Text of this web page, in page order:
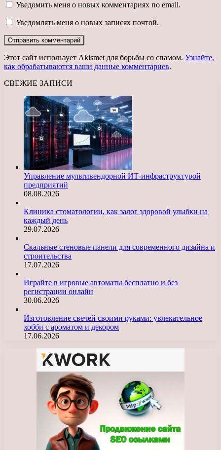
Уведомить меня о новых комментариях по email.
Уведомлять меня о новых записях почтой.
Этот сайт использует Akismet для борьбы со спамом. Узнайте,
как обрабатываются ваши данные комментариев.
СВЕЖИЕ ЗАПИСИ
Управление мультивендорной ИТ-инфраструктурой
предприятий
08.08.2026
Клиника стоматологии, как залог здоровой улыбки на
каждый день
29.07.2026
Скальные стеновые панели для современного дизайна и
строительства
17.07.2026
Играйте в игровые автоматы бесплатно и без
регистрации онлайн
30.06.2026
Изготовление свечей своими руками: увлекательное
хобби с ароматом и декором
17.06.2026